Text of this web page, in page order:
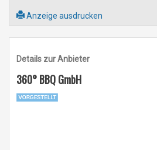
Anzeige ausdrucken
Details zur Anbieter
360° BBQ GmbH